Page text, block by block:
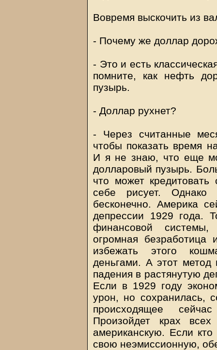
Вовремя выскочить из
- Почему же доллар
- Это и есть
помните, как нефть
пузырь.
- Доллар рухнет?
- Через считанные
чтобы показать время
И я не знаю, что еще
долларовый пузырь.
что может
себе рисует.
бесконечно. Америка
депрессии 1929 года.
финансовой системы,
огромная безработица
избежать этого
деньгами. А этот метод
падения в растянутую
Если в 1929 году
урон, но сохранилась,
происходящее
Произойдет крах
американскую. Если
свою неэмиссионную,